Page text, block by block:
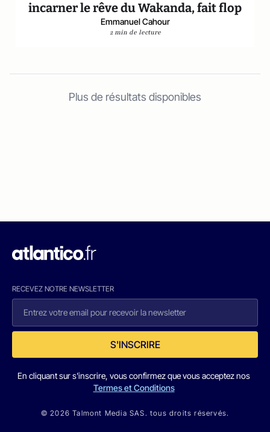
incarner le rêve du Wakanda, fait flop
Emmanuel Cahour
2 min de lecture
Plus de résultats disponibles
RECEVEZ NOTRE NEWSLETTER
S'INSCRIRE
En cliquant sur s'inscrire, vous confirmez que vous acceptez nos
Termes et Conditions
© 2026 Talmont Media SAS. tous droits réservés.